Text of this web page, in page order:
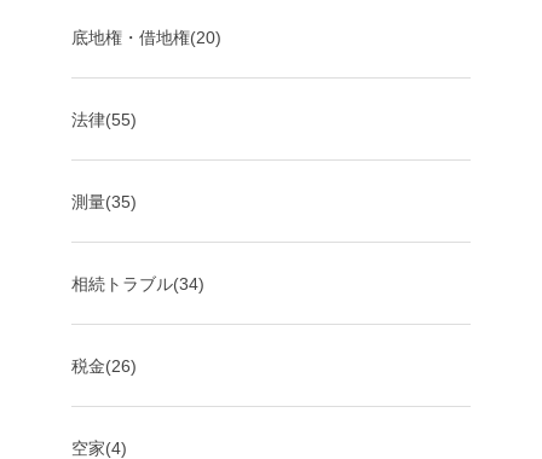
底地権・借地権(20)
法律(55)
測量(35)
相続トラブル(34)
税金(26)
空家(4)